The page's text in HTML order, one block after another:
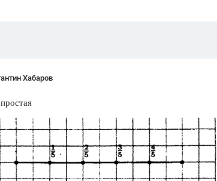
Хабаров